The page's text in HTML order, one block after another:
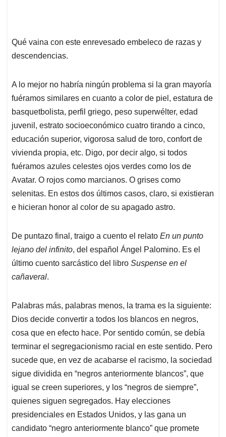
Qué vaina con este enrevesado embeleco de razas y
descendencias.
A lo mejor no habría ningún problema si la gran mayoría
fuéramos similares en cuanto a color de piel, estatura de
basquetbolista, perfil griego, peso superwélter, edad
juvenil, estrato socioeconómico cuatro tirando a cinco,
educación superior, vigorosa salud de toro, confort de
vivienda propia, etc. Digo, por decir algo, si todos
fuéramos azules celestes ojos verdes como los de
Avatar. O rojos como marcianos. O grises como
selenitas. En estos dos últimos casos, claro, si existieran
e hicieran honor al color de su apagado astro.
De puntazo final, traigo a cuento el relato En un punto
lejano del infinito, del español Ángel Palomino. Es el
último cuento sarcástico del libro Suspense en el
cañaveral.
Palabras más, palabras menos, la trama es la siguiente:
Dios decide convertir a todos los blancos en negros,
cosa que en efecto hace. Por sentido común, se debía
terminar el segregacionismo racial en este sentido. Pero
sucede que, en vez de acabarse el racismo, la sociedad
sigue dividida en “negros anteriormente blancos”, que
igual se creen superiores, y los “negros de siempre”,
quienes siguen segregados. Hay elecciones
presidenciales en Estados Unidos, y las gana un
candidato “negro anteriormente blanco” que promete